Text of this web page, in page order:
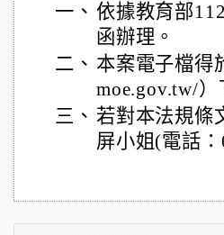
一、 依據教育部
函辦理。
二、 本案電子檔得
moe.gov.tw/）
三、 若對本法規條
屏小姐(電話：